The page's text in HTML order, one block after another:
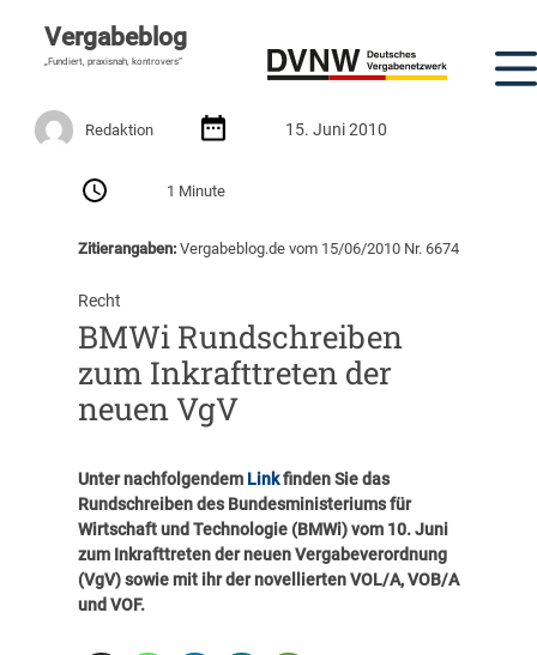
Vergabeblog
„Fundiert, praxisnah, kontrovers“
Redaktion 15. Juni 2010
1 Minute
Zitierangaben:Vergabeblog.de vom 15/06/2010 Nr. 6674
Recht
BMWi Rundschreiben
zum Inkrafttreten der
neuen VgV
Unter nachfolgendem Linkfinden Sie das
Rundschreiben des Bundesministeriums für
Wirtschaft und Technologie (BMWi) vom 10. Juni
zum Inkrafttreten der neuen Vergabeverordnung
(VgV) sowie mit ihr der novellierten VOL/A, VOB/A
und VOF.